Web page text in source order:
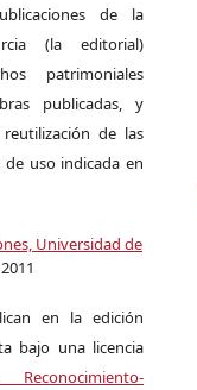
de la
(la editorial)
patrimoniales
publicadas, y
de las
de uso indicada en
Universidad de
en la edición
bajo una licencia